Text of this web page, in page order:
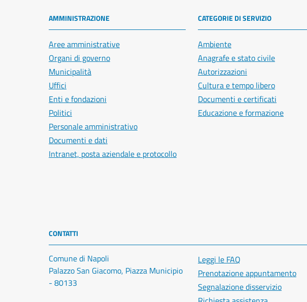
AMMINISTRAZIONE
Aree amministrative
Organi di governo
Municipalità
Uffici
Enti e fondazioni
Politici
Personale amministrativo
Documenti e dati
Intranet, posta aziendale e protocollo
CATEGORIE DI SERVIZIO
Ambiente
Anagrafe e stato civile
Autorizzazioni
Cultura e tempo libero
Documenti e certificati
Educazione e formazione
CONTATTI
Comune di Napoli
Palazzo San Giacomo, Piazza Municipio
- 80133
Leggi le FAQ
Prenotazione appuntamento
Segnalazione disservizio